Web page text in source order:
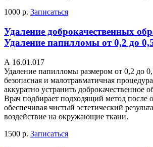
1000 р. Записаться
Удаление доброкачественных
Удаление папилломы от 0,2 до
А 16.01.017
Удаление папилломы размером от 0,2 до
безопасная и малотравматичная
аккуратно устранить доброкачественное
Врач подбирает подходящий метод после
обеспечивая чистый эстетический
воздействие на окружающие ткани.
1500 р. Записаться